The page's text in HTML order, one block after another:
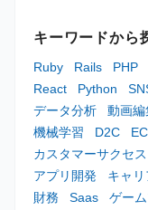
キーワードから
Ruby Rails PHP
React
Python
データ分析
動画編
機械学習
D2C EC
カスタマーサクセス
アプリ開発
キャ
財務
Saas ゲー